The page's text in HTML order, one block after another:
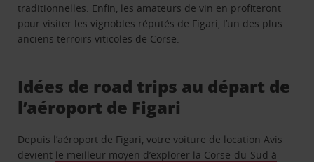
traditionnelles. Enfin, les amateurs de vin en profiteront
pour visiter les vignobles réputés de Figari, l’un des plus
anciens terroirs viticoles de Corse.
Idées de road trips au départ de
l’aéroport de Figari
Depuis l’aéroport de Figari, votre voiture de location Avis
devient le meilleur moyen d’explorer la Corse-du-Sud à